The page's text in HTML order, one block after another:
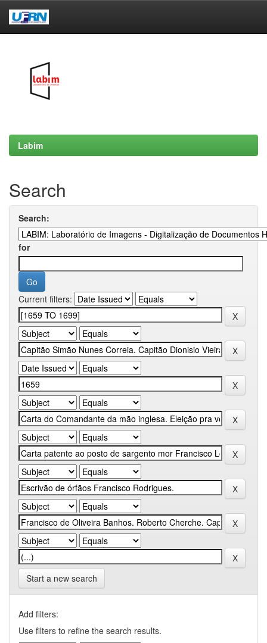
Labim
Search
Search:
for
Current filters:
Start a new search
Add filters:
Use filters to refine the search results.